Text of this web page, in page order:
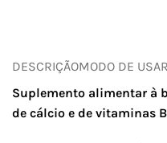
DESCRIÇÃOMODO DE USAR
Suplemento alimentar à
de cálcio e de vitaminas B